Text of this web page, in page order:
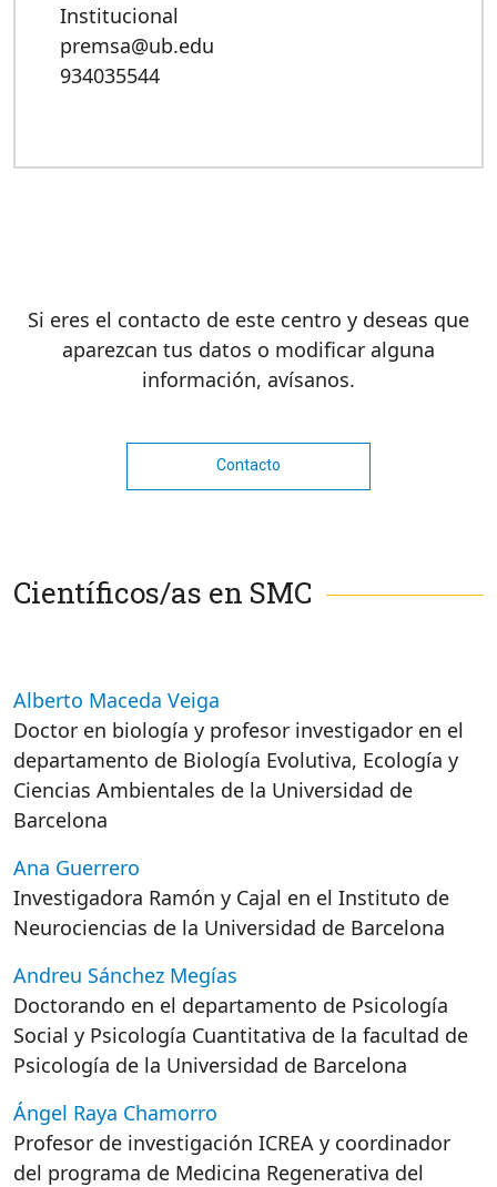
Institucional
premsa@ub.edu
934035544
Si eres el contacto de este centro y deseas que
aparezcan tus datos o modificar alguna
información, avísanos.
Contacto
Científicos/as en SMC
Alberto Maceda Veiga
Doctor en biología y profesor investigador en el
departamento de Biología Evolutiva, Ecología y
Ciencias Ambientales de la Universidad de
Barcelona
Ana Guerrero
Investigadora Ramón y Cajal en el Instituto de
Neurociencias de la Universidad de Barcelona
Andreu Sánchez Megías
Doctorando en el departamento de Psicología
Social y Psicología Cuantitativa de la facultad de
Psicología de la Universidad de Barcelona
Ángel Raya Chamorro
Profesor de investigación ICREA y coordinador
del programa de Medicina Regenerativa del